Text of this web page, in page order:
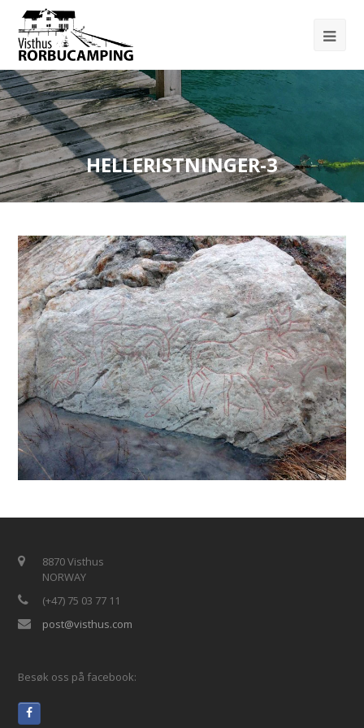
HELLERISTNINGER-3
8870 Visthus
NORWAY
(+47) 75 03 77 11
post@visthus.com
Besøk oss på facebook: